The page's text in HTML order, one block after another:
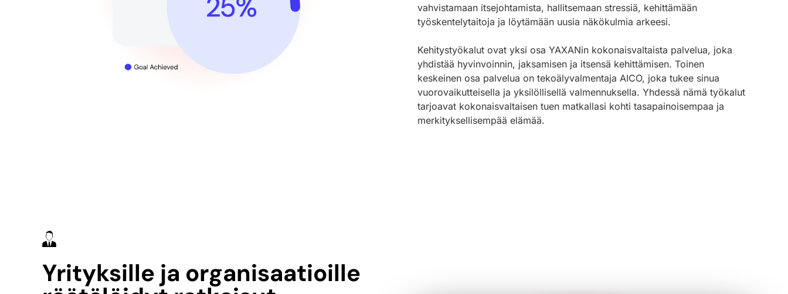
vahvistamaan itsejohtamista, hallitsemaan stressiä, kehittämään
työskentelytaitoja ja löytämään uusia näkökulmia arkeesi.
Kehitystyökalut ovat yksi osa YAXANin kokonaisvaltaista palvelua, joka
yhdistää hyvinvoinnin, jaksamisen ja itsensä kehittämisen. Toinen
keskeinen osa palvelua on tekoälyvalmentaja AICO, joka tukee sinua
vuorovaikutteisella ja yksilöllisellä valmennuksella. Yhdessä nämä työkalut
tarjoavat kokonaisvaltaisen tuen matkallasi kohti tasapainoisempaa ja
merkityksellisempää elämää.
Yrityksille ja organisaatioille